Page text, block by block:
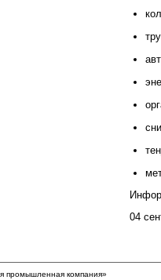
04
промышленная компания»